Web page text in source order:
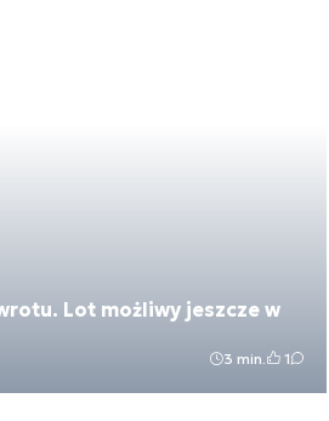
Lot możliwy jeszcze w
3 min. 1